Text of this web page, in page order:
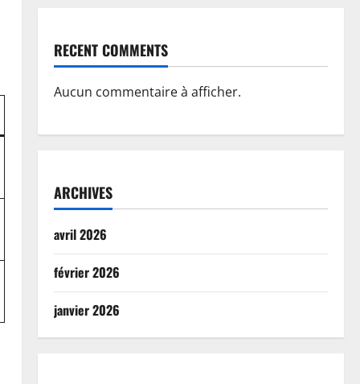
RECENT COMMENTS
Aucun commentaire à afficher.
ARCHIVES
avril 2026
février 2026
janvier 2026